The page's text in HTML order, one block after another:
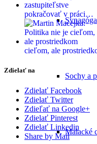
Synagóga
Sochy a
Malacké
pokračovať v práci…
cieľom, ale
Zdielať na
Zdielať Facebook
Zdielať Twitter
Zdieľať na Google+
Zdielať Pinterest
Zdielať Linkedin
Share by Mail